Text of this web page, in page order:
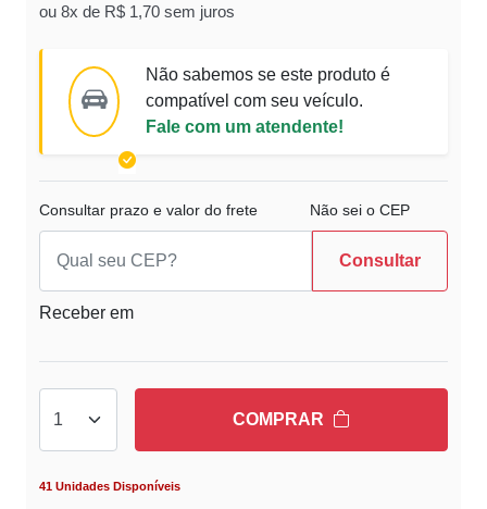
ou 8x de R$ 1,70 sem juros
Não sabemos se este produto é
compatível com seu veículo.
Fale com um atendente!
Consultar prazo e valor do frete Não sei o CEP
Consultar
Receber em
COMPRAR
41 Unidades Disponíveis